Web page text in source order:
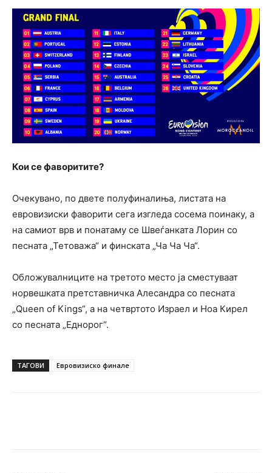
Кои се фаворитите?
Очекувано, по двете полуфиналиња, листата на
евровизиски фаворити сега изгледа сосема поинаку, а
на самиот врв и понатаму се Швеѓанката Лорин со
песната „Тетоважа“ и финската „Ча Ча Ча“.
Обложувалниците на третото место ја сместуваат
норвешката претставничка Алесандра со песната
„Queen of Kings“, а на четвртото Израел и Ноа Кирел
со песната „Еднорог“.
ТАГОВИ Евровизиско финале